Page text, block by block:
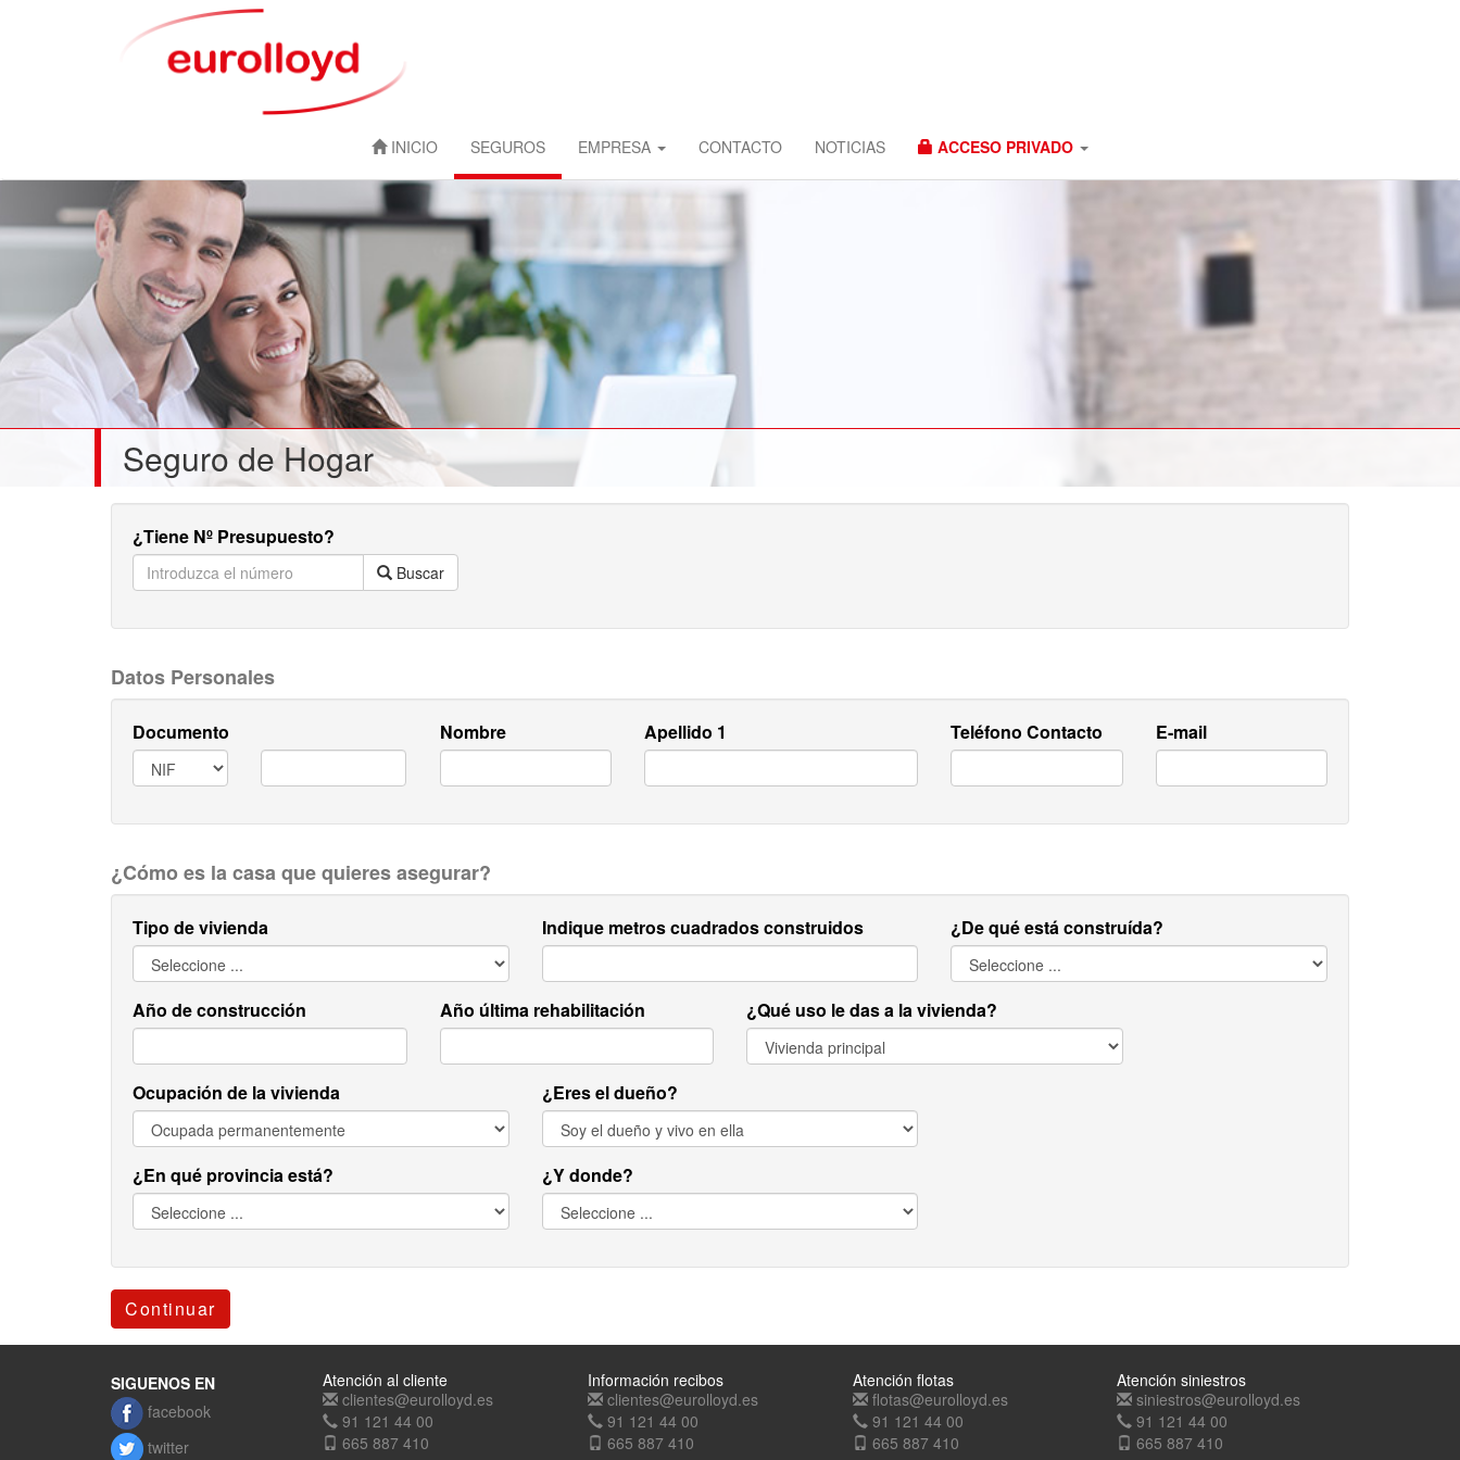
INICIO SEGUROS EMPRESA CONTACTO NOTICIAS ACCESO PRIVADO
Seguro de Hogar
¿Tiene Nº Presupuesto?
Buscar
Datos Personales
Documento Nombre Apellido 1 Teléfono Contacto E-mail
¿Cómo es la casa que quieres asegurar?
Tipo de vivienda Indique metros cuadrados construidos ¿De qué está construída?
Año de construcción Año última rehabilitación ¿Qué uso le das a la vivienda?
Ocupación de la vivienda ¿Eres el dueño?
¿En qué provincia está? ¿Y donde?
Continuar
SIGUENOS EN
facebook
twitter
Atención al cliente
clientes@eurolloyd.es
91 121 44 00
665 887 410
Información recibos
clientes@eurolloyd.es
91 121 44 00
665 887 410
Atención flotas
flotas@eurolloyd.es
91 121 44 00
665 887 410
Atención siniestros
siniestros@eurolloyd.es
91 121 44 00
665 887 410